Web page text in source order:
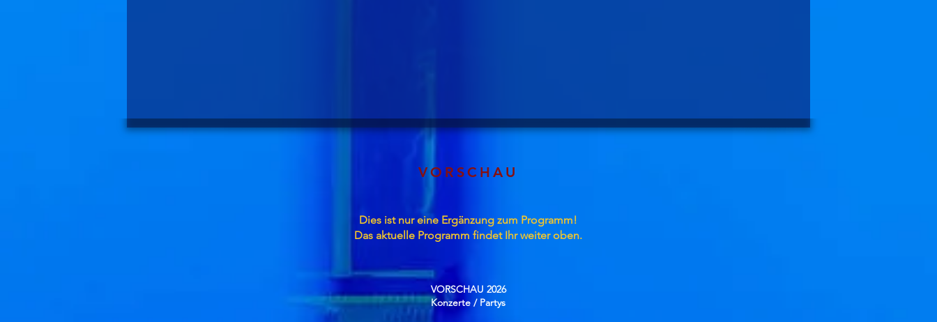
VORSCHAU
Dies ist nur eine Ergänzung zum Programm!
Das aktuelle Programm findet Ihr weiter oben.
VORSCHAU 2026
Konzerte / Partys​